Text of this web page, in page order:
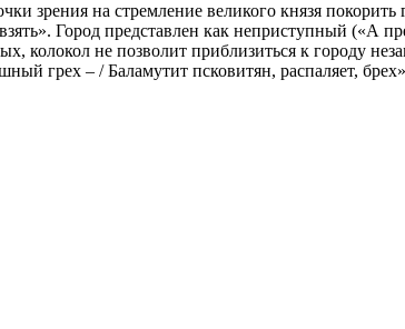
зрения на стремление великого князя
Город представлен как неприступный
колокол не позволит приблизиться к городу
грех – / Баламутит псковитян, распаляет,